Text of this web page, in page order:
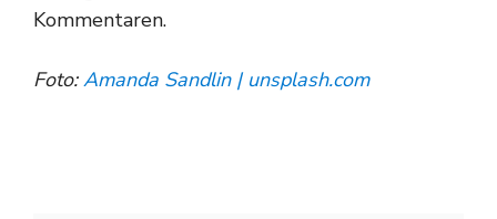
Kommentaren.
Foto:Amanda Sandlin | unsplash.com